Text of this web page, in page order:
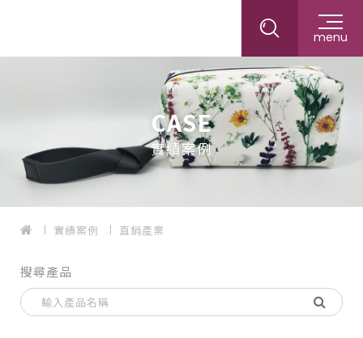
menu
CASE
實績案例
實績案例 直銷產業
搜尋產品